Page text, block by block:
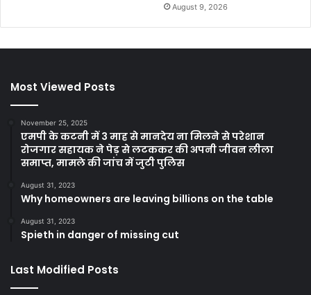
August 9, 2026
Most Viewed Posts
November 25, 2025
एमपी के कटनी में 3 माह से मानदेय ना मिलने से परेशान
रोजगार सहायक ने पेड़ से लटककर की अपनी जीवन लीला
समाप्त, मामले की जांच में जुटी पुलिस
August 31, 2023
Why homeowners are leaving billions on the table
August 31, 2023
Spieth in danger of missing cut
Last Modified Posts